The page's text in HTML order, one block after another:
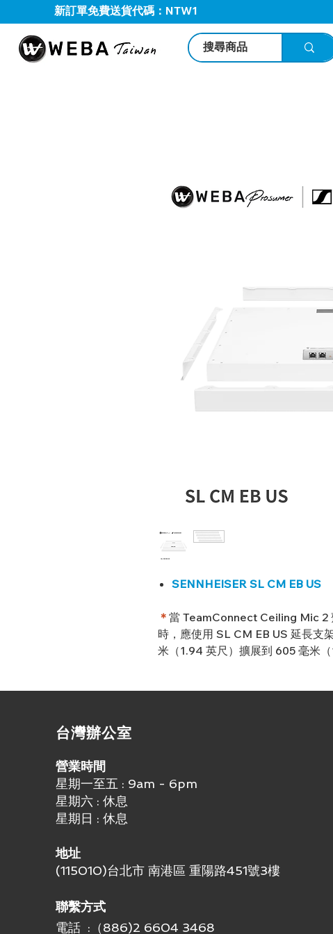
新訂單免費送貨代碼：NTW1
SENNHEISER SL CM EB US
＊ 當 TeamConnect Ceiling Mic 2
時，應使用 SL CM EB US 延長支
米（1.94 英尺）擴展到 605 毫米（
​台灣辦公室
營業時間
星期一至五 : 9am - 6pm
星期六 : 休息
星期日 : 休息
地址
(115010)台北市 南港區 重陽路451號3樓
聯繫方式
電話 :（886)2 6604 3468